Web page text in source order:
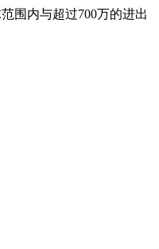
围内与超过700万的进出